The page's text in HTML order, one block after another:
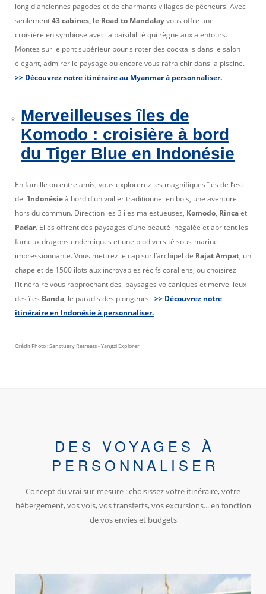
long d'anciennes pagodes et de charmants villages de pêcheurs. Avec
seulement43 cabines, le Road to Mandalayvous offre une
croisière en symbiose avec la paisibilité qui règne aux alentours.
Montez sur le pont supérieur pour siroter des cocktails dans le salon
élégant, admirer le paysage ou encore vous rafraichir dans la piscine.
>> Découvrez notre itinéraire au Myanmar à personnaliser.
Merveilleuses îles de
Komodo : croisière à bord
du Tiger Blue en Indonésie
En famille ou entre amis, vous explorerez les magnifiques îles de l’est
de l’Indonésieà bord d'un voilier traditionnel en bois, une aventure
hors du commun. Direction les 3 îles majestueuses, Komodo, Rincaet
Padar. Elles offrent des paysages d’une beauté inégalée et abritent les
fameux dragons endémiques et une biodiversité sous-marine
impressionnante. Vous mettrez le cap sur l’archipel de Rajat Ampat, un
chapelet de 1500 îlots aux incroyables récifs coraliens, ou choisirez
l’itinéraire vous rapprochant des paysages volcaniques et merveilleux
des îles Banda, le paradis des plongeurs. >> Découvrez notre
itinéraire en Indonésie à personnaliser.
Crédit Photo: Sanctuary Retreats - Yangzi Explorer
DES VOYAGES À
PERSONNALISER
Concept du vrai sur-mesure : choisissez votre itinéraire, votre
hébergement, vos vols, vos transferts, vos excursions... en fonction
de vos envies et budgets